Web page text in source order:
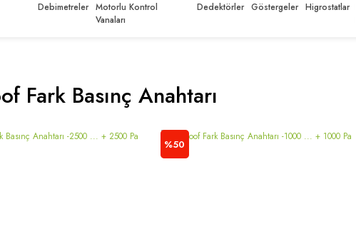
Debimetreler Motorlu Kontrol
Vanaları
Dedektörler Göstergeler Higrostatlar
Fark Basınç Anahtarı
%50